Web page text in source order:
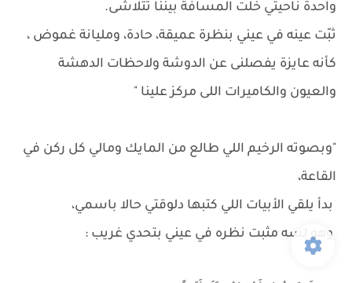
واحدة ناحيتي خلت المسافة بيننا تتلاشى.
ثبّت عينه في عيني بنظرة عميقة، حادة، ومليانة غموض ،
كأنه عايزة يفصلنى عن الدوشة ولاحظات الدهشة
والعيون والكاميرات اللى مركز علينا "
"وبصوته الرخيم اللي طالع من المايك ومالي كل ركن في
القاعة،
بدأ يلقي الأبيات اللي كتبها دلوقتي حالا باسمي،
وهو لسه مثبت نظره في عيني بتحدي غريب :